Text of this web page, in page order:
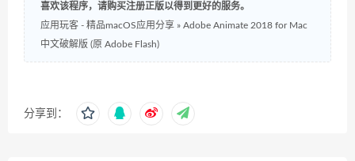
喜欢该程序，请购买注册正版以得到更好的服务。
应用玩客 - 精品macOS应用分享 » Adobe Animate 2018 for Mac
中文破解版 (原 Adobe Flash)
分享到：